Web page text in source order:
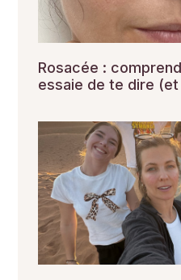
Rosacée :
essaie de te dire